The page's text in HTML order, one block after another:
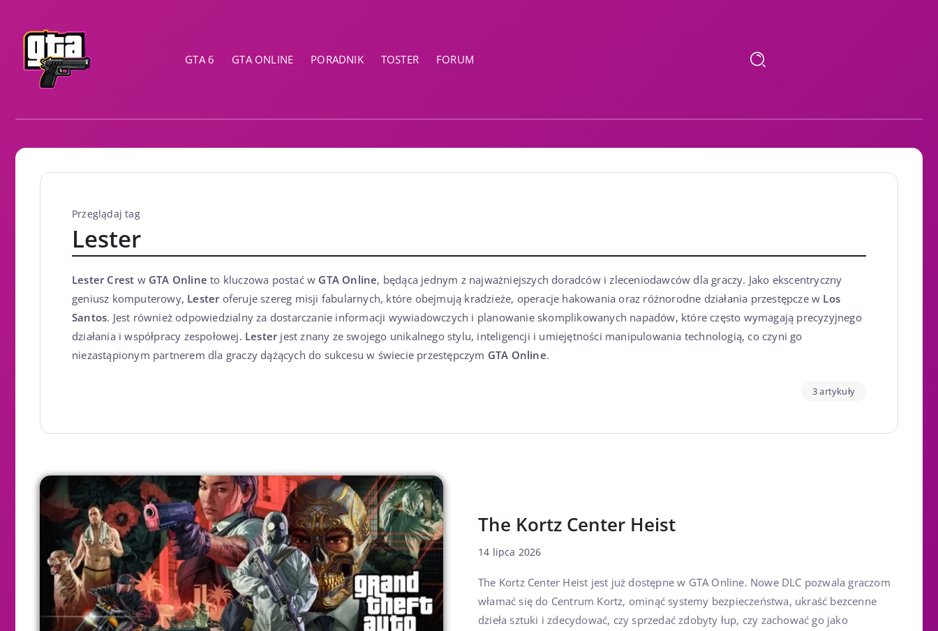
GTA 6 GTA ONLINE PORADNIK TOSTER FORUM
Przeglądaj tag
Lester
Lester Crest w GTA Online to kluczowa postać w GTA Online, będąca jednym z najważniejszych doradców i zleceniodawców dla graczy. Jako ekscentryczny
geniusz komputerowy, Lesteroferuje szereg misji fabularnych, które obejmują kradzieże, operacje hakowania oraz różnorodne działania przestępcze w Los
Santos. Jest również odpowiedzialny za dostarczanie informacji wywiadowczych i planowanie skomplikowanych napadów, które często wymagają precyzyjnego
działania i współpracy zespołowej. Lesterjest znany ze swojego unikalnego stylu, inteligencji i umiejętności manipulowania technologią, co czyni go
niezastąpionym partnerem dla graczy dążących do sukcesu w świecie przestępczym GTA Online.
3 artykuły
The Kortz Center Heist
14 lipca 2026
The Kortz Center Heist jest już dostępne w GTA Online. Nowe DLC pozwala graczom
włamać się do Centrum Kortz, ominąć systemy bezpieczeństwa, ukraść bezcenne
dzieła sztuki i zdecydować, czy sprzedać zdobyty łup, czy zachować go jako